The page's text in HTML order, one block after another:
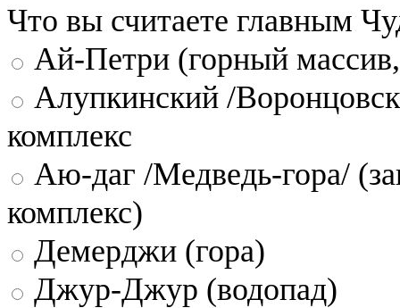
Что вы считаете главным
Ай-Петри (горный
Алупкинский /
комплекс
Аю-даг /Медведь-гора/
комплекс)
Демерджи (гора)
Джур-Джур (водопад)